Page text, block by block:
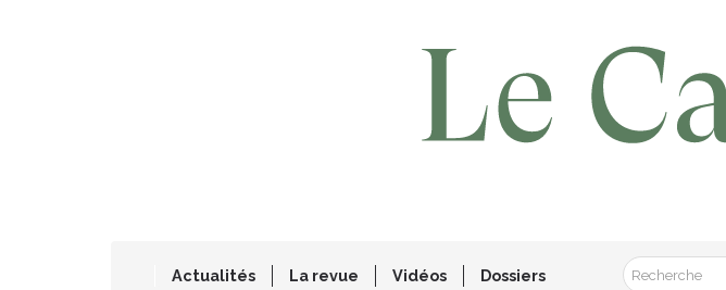
Actualités La revue Vidéos Dossiers